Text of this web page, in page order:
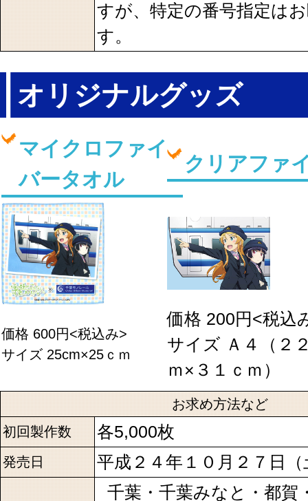
すが、特定の番号指定は
す。
オリジナルグッズ
マイクロファイ
バータオル
クリアファ
価格 600円<税込み>
サイズ 25cm×25ｃｍ
価格 200円<税込
サイズ Ａ４（２
ｍ×３１ｃｍ）
お求め方法など
初回製作数
各5,000枚
発売日 平成２４年１０月２７日（
千葉・千葉みなと・都賀